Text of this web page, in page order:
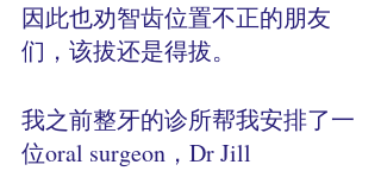
因此也劝智齿位置不正的朋友
们，该拔还是得拔。
我之前整牙的诊所帮我安排了一
位oral surgeon，Dr Jill